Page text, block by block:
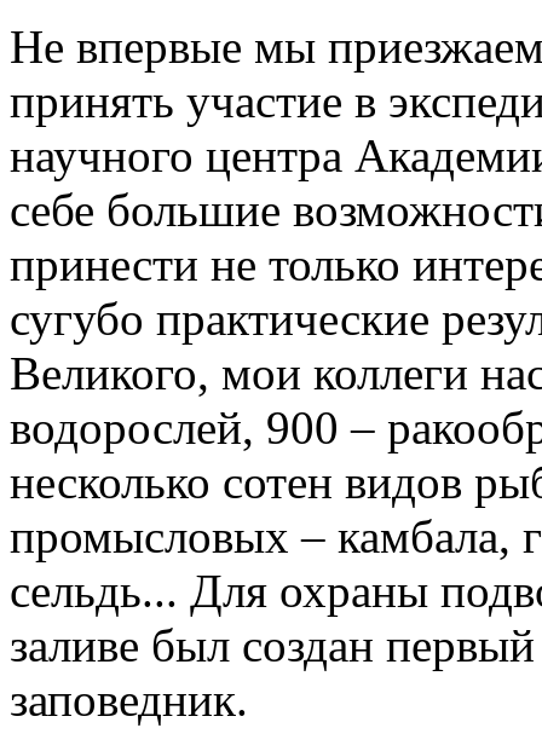
Не впервые мы
принять участие в
научного центра
себе большие
принести не только
сугубо практические
Великого, мои коллеги
водорослей, 900 –
несколько сотен видов
промысловых – камбала,
сельдь... Для охраны
заливе был создан
заповедник.